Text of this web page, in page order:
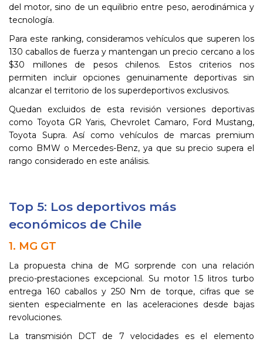
del motor, sino de un equilibrio entre peso, aerodinámica y
tecnología.
Para este ranking, consideramos vehículos que superen los
130 caballos de fuerza y mantengan un precio cercano a los
$30 millones de pesos chilenos. Estos criterios nos
permiten incluir opciones genuinamente deportivas sin
alcanzar el territorio de los superdeportivos exclusivos.
Quedan excluidos de esta revisión versiones deportivas
como Toyota GR Yaris, Chevrolet Camaro, Ford Mustang,
Toyota Supra. Así como vehículos de marcas premium
como BMW o Mercedes-Benz, ya que su precio supera el
rango considerado en este análisis.
Top 5: Los deportivos más
económicos de Chile
1. MG GT
La propuesta china de MG sorprende con una relación
precio-prestaciones excepcional. Su motor 1.5 litros turbo
entrega 160 caballos y 250 Nm de torque, cifras que se
sienten especialmente en las aceleraciones desde bajas
revoluciones.
La transmisión DCT de 7 velocidades es el elemento